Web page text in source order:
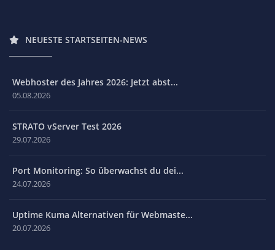
NEUESTE STARTSEITEN-NEWS
Webhoster des Jahres 2026: Jetzt abst...
05.08.2026
STRATO vServer Test 2026
29.07.2026
Port Monitoring: So überwachst du dei...
24.07.2026
Uptime Kuma Alternativen für Webmaste...
20.07.2026